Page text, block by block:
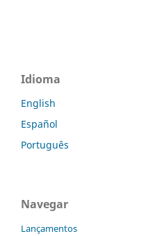
Idioma
English
Español
Português
Navegar
Lançamentos